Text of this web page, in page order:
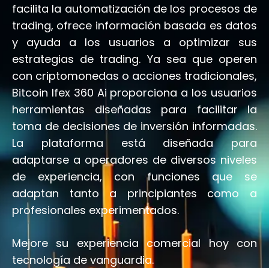
facilita la automatización de los procesos de
trading, ofrece información basada es datos
y ayuda a los usuarios a optimizar sus
estrategias de trading. Ya sea que operen
con criptomonedas o acciones tradicionales,
Bitcoin Ifex 360 Ai proporciona a los usuarios
herramientas diseñadas para facilitar la
toma de decisiones de inversión informadas.
La plataforma está diseñada para
adaptarse a operadores de diversos niveles
de experiencia, con funciones que se
adaptan tanto a principiantes como a
profesionales experimentados.
Mejore su experiencia comercial hoy con
tecnología de vanguardia.